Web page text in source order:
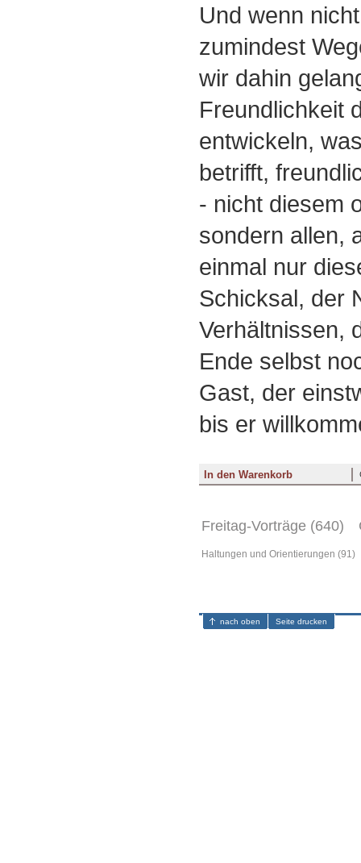
Und wenn
zumindest
wir dahin
Freundlichkeit
entwickeln,
betrifft,
- nicht diesem
sondern allen,
einmal nur
Schicksal, der
Verhältnissen,
Ende selbst
Gast, der
bis er
Freitag-Vorträge (640)
Haltungen und Orientierungen (91)
nach oben Seite drucken